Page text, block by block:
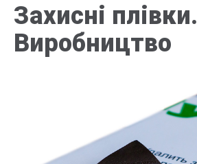
Захисні плівки.
Виробництво